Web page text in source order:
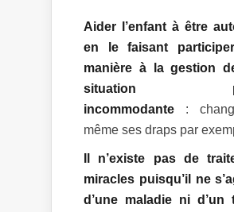
Aider l’enfant à être
en le faisant
manière à la gestion
situation
incommodante :
même ses draps par
Il n’existe pas de
miracles puisqu’il ne
d’une maladie ni d’un